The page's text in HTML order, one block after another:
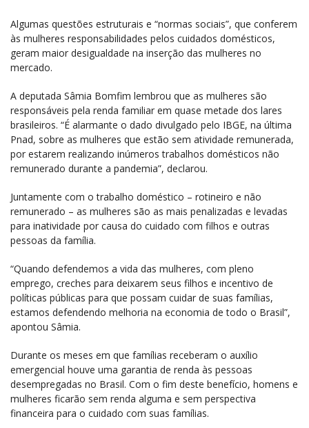
Algumas questões estruturais e “normas sociais”, que conferem
às mulheres responsabilidades pelos cuidados domésticos,
geram maior desigualdade na inserção das mulheres no
mercado.
A deputada Sâmia Bomfim lembrou que as mulheres são
responsáveis pela renda familiar em quase metade dos lares
brasileiros. “É alarmante o dado divulgado pelo IBGE, na última
Pnad, sobre as mulheres que estão sem atividade remunerada,
por estarem realizando inúmeros trabalhos domésticos não
remunerado durante a pandemia”, declarou.
Juntamente com o trabalho doméstico – rotineiro e não
remunerado – as mulheres são as mais penalizadas e levadas
para inatividade por causa do cuidado com filhos e outras
pessoas da família.
“Quando defendemos a vida das mulheres, com pleno
emprego, creches para deixarem seus filhos e incentivo de
políticas públicas para que possam cuidar de suas famílias,
estamos defendendo melhoria na economia de todo o Brasil”,
apontou Sâmia.
Durante os meses em que famílias receberam o auxílio
emergencial houve uma garantia de renda às pessoas
desempregadas no Brasil. Com o fim deste benefício, homens e
mulheres ficarão sem renda alguma e sem perspectiva
financeira para o cuidado com suas famílias.